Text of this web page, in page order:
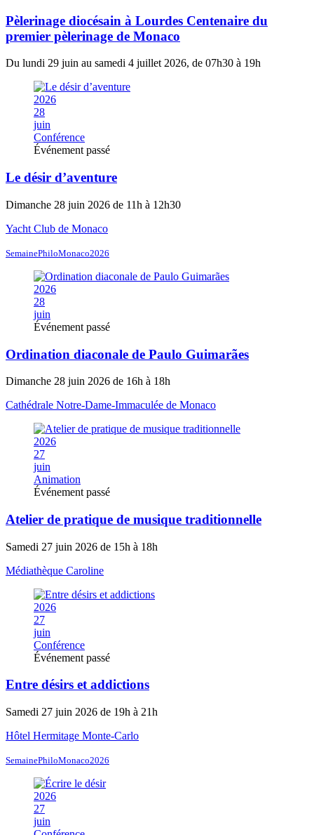
Pèlerinage diocésain à Lourdes Centenaire du
premier pèlerinage de Monaco
Du lundi 29 juin au samedi 4 juillet 2026, de 07h30 à 19h
2026
28
juin
Conférence
Événement passé
Le désir d’aventure
Dimanche 28 juin 2026 de 11h à 12h30
Yacht Club de Monaco
SemainePhiloMonaco2026
2026
28
juin
Événement passé
Ordination diaconale de Paulo Guimarães
Dimanche 28 juin 2026 de 16h à 18h
Cathédrale Notre-Dame-Immaculée de Monaco
2026
27
juin
Animation
Événement passé
Atelier de pratique de musique traditionnelle
Samedi 27 juin 2026 de 15h à 18h
Médiathèque Caroline
2026
27
juin
Conférence
Événement passé
Entre désirs et addictions
Samedi 27 juin 2026 de 19h à 21h
Hôtel Hermitage Monte-Carlo
SemainePhiloMonaco2026
2026
27
juin